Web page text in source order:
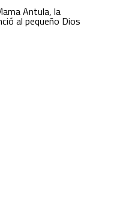
Antula, la
al pequeño Dios